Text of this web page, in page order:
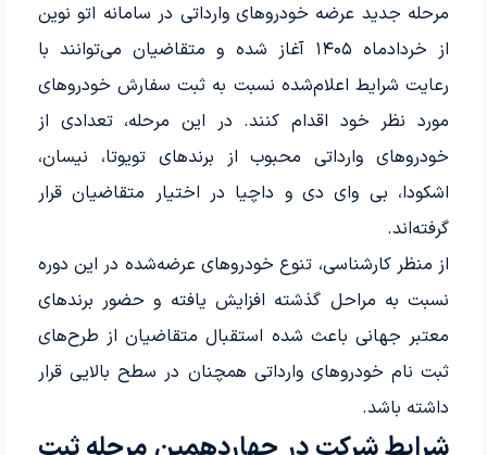
مرحله جدید عرضه خودروهای وارداتی در سامانه اتو نوین
از خردادماه ۱۴۰۵ آغاز شده و متقاضیان می‌توانند با
رعایت شرایط اعلام‌شده نسبت به ثبت سفارش خودروهای
مورد نظر خود اقدام کنند. در این مرحله، تعدادی از
خودروهای وارداتی محبوب از برندهای تویوتا، نیسان،
اشکودا، بی وای دی و داچیا در اختیار متقاضیان قرار
گرفته‌اند.
از منظر کارشناسی، تنوع خودروهای عرضه‌شده در این دوره
نسبت به مراحل گذشته افزایش یافته و حضور برندهای
معتبر جهانی باعث شده استقبال متقاضیان از طرح‌های
ثبت نام خودروهای وارداتی همچنان در سطح بالایی قرار
داشته باشد.